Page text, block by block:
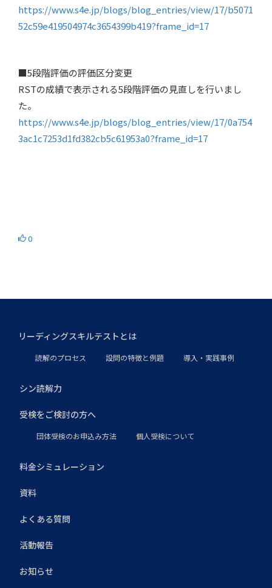
https://www.s4e.jp/blogs/blog_entries/view/17/b5071
52c59e419504974c3654399b419?frame_id=17
■5段階評価の評価区分変更
RSTの成績で表示される5段階評価の見直しを行いまし
た。
https://www.s4e.jp/blogs/blog_entries/view/17/0a754
3ac1c7253d1fd382cb5c61953a0?frame_id=17
0
リーディングスキルテストとは
読解のプロセス 設問の特徴と例題 導入・実践事例
シン読解力
受検をご検討の方へ
団体受検のお申込み方法 個人受検について
料金シミュレーション
資料
よくある質問
活動報告
お知らせ